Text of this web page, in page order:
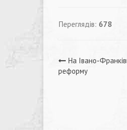
Переглядів: 678
На Івано-
реформу